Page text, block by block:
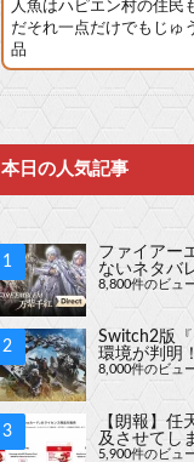
人魚はハピエン村の住民
だそれ一点だけでもじゅ
品
本日の人気記事
ファイアー
ないネタバ
8,800件のビュ
Switch2版
環境が判明！
8,000件のビュ
【朗報】任
及させてし
5,900件のビュ